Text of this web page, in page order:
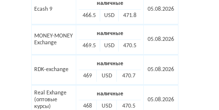
Ecash 9
наличные
466.5 USD 471.8
05.08.2026
MONEY-MONEY
Exchange
наличные
469.5 USD 470.5
05.08.2026
RDK-exchange
наличные
469 USD 470.7
05.08.2026
Real Exhange
(оптовые
курсы)
наличные
468 USD 470.5
05.08.2026